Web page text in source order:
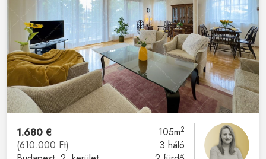
1.680 €
(610.000 Ft)
105m2
3 háló